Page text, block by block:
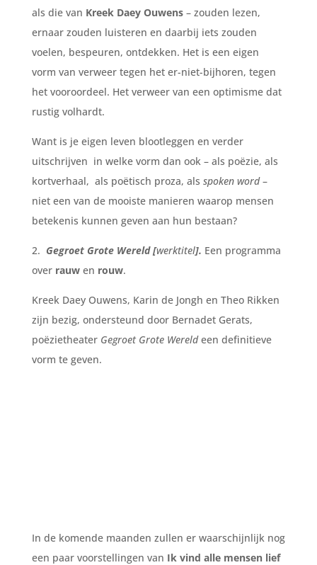
als die van Kreek Daey Ouwens– zouden lezen,
ernaar zouden luisteren en daarbij iets zouden
voelen, bespeuren, ontdekken. Het is een eigen
vorm van verweer tegen het er-niet-bijhoren, tegen
het vooroordeel. Het verweer van een optimisme dat
rustig volhardt.
Want is je eigen leven blootleggen en verder
uitschrijven in welke vorm dan ook – als poëzie, als
kortverhaal, als poëtisch proza, als spoken word–
niet een van de mooiste manieren waarop mensen
betekenis kunnen geven aan hun bestaan?
2. Gegroet Grote Wereld [werktitel]. Een programma
over rauwen rouw.
Kreek Daey Ouwens, Karin de Jongh en Theo Rikken
zijn bezig, ondersteund door Bernadet Gerats,
poëzietheater Gegroet Grote Wereldeen definitieve
vorm te geven.
In de komende maanden zullen er waarschijnlijk nog
een paar voorstellingen van Ik vind alle mensen lief